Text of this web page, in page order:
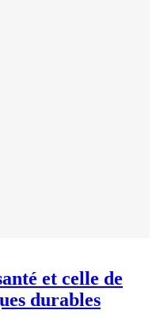
et celle de
durables